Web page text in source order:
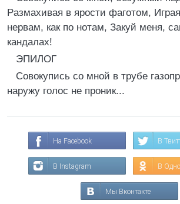
Pазмахивая в ярости фаготом,
нервам, как по нотам, Закуй меня,
кандалах!
ЭПИЛОГ
Cовокупись со мной в трубе
наружу голос не проник...
На Facebook В
В Instagram В
Мы Вконтакте